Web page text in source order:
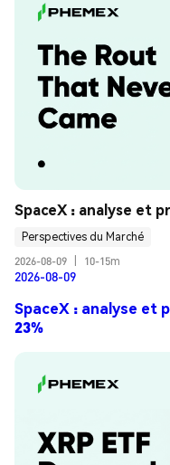
SpaceX : analyse et
Perspectives du Marché
2026-08-09
10-15m
2026-08-09
SpaceX : analyse et
23%